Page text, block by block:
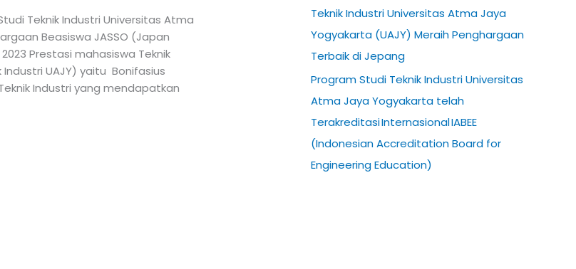
Teknik Industri Universitas Atma
Beasiswa JASSO (Japan
Prestasi mahasiswa Teknik
UAJY) yaitu Bonifasius
Industri yang mendapatkan
Teknik Industri Universitas Atma Jaya
Yogyakarta (UAJY) Meraih Penghargaan
Terbaik di Jepang
Program Studi Teknik Industri Universitas
Atma Jaya Yogyakarta telah
Terakreditasi Internasional IABEE
(Indonesian Accreditation Board for
Engineering Education)